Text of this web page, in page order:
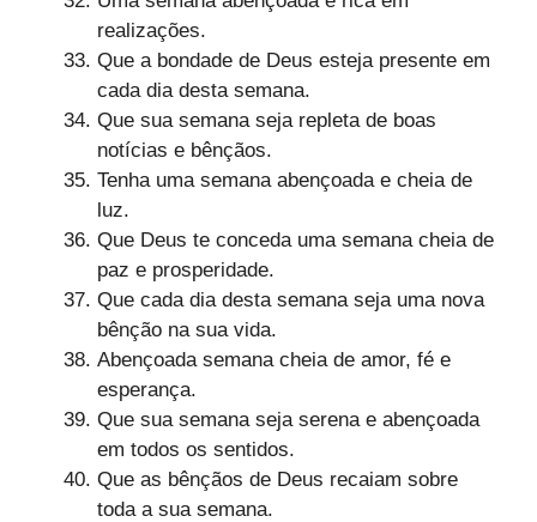
realizações.
Que a bondade de Deus esteja presente em
cada dia desta semana.
Que sua semana seja repleta de boas
notícias e bênçãos.
Tenha uma semana abençoada e cheia de
luz.
Que Deus te conceda uma semana cheia de
paz e prosperidade.
Que cada dia desta semana seja uma nova
bênção na sua vida.
Abençoada semana cheia de amor, fé e
esperança.
Que sua semana seja serena e abençoada
em todos os sentidos.
Que as bênçãos de Deus recaiam sobre
toda a sua semana.